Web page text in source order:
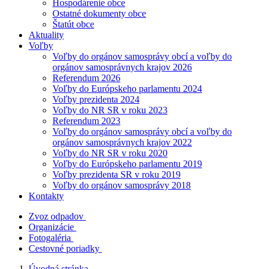
Hospodárenie obce
Ostatné dokumenty obce
Štatút obce
Aktuality
Voľby
Voľby do orgánov samosprávy obcí a voľby do
orgánov samosprávnych krajov 2026
Referendum 2026
Voľby do Európskeho parlamentu 2024
Voľby prezidenta 2024
Voľby do NR SR v roku 2023
Referendum 2023
Voľby do orgánov samosprávy obcí a voľby do
orgánov samosprávnych krajov 2022
Voľby do NR SR v roku 2020
Voľby do Európskeho parlamentu 2019
Voľby prezidenta SR v roku 2019
Voľby do orgánov samosprávy 2018
Kontakty
Zvoz odpadov
Organizácie
Fotogaléria
Cestovné poriadky